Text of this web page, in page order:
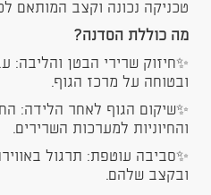
טכניקה נכונה וקצב המותאם
​מה כוללת הסדנה?
✨​חיזוק שרירי הבטן והליבה:
ובטוחה על מרכז הגוף.
✨​שיקום הגוף לאחר הלידה:
והחיוניות למערכות השרירים.
✨​סביבה עוטפת: תרגול
ובקצב שלהם.